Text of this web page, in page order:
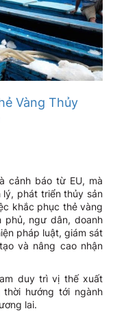
Vàng Thủy
cảnh báo từ EU, mà
lý, phát triển thủy sản
khắc phục thẻ vàng
ngư dân, doanh
pháp luật, giám sát
và nâng cao nhận
duy trì vị thế xuất
hướng tới ngành
lai.